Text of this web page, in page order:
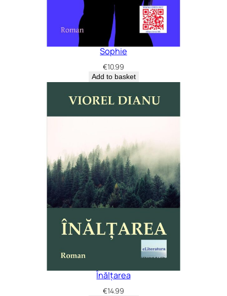
Sophie
€10.99
Add to basket
Înălțarea
€14.99